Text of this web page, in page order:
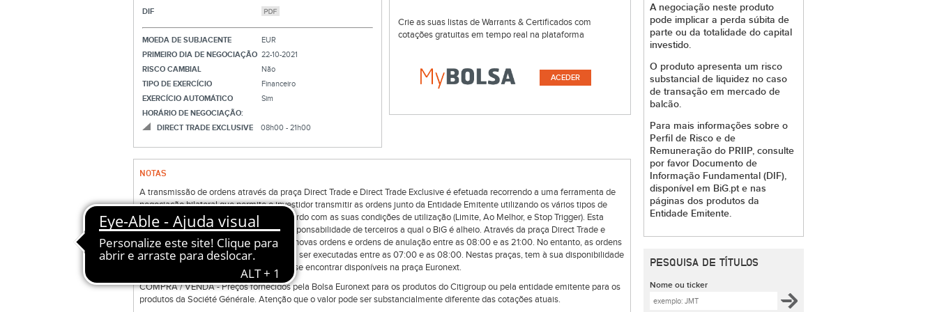
DIF
MOEDA DE SUBJACENTE
EUR
PRIMEIRO DIA DE NEGOCIAÇÃO 22-10-2021
RISCO CAMBIAL
Não
TIPO DE EXERCÍCIO
Financeiro
EXERCÍCIO AUTOMÁTICO
Sim
HORÁRIO DE NEGOCIAÇÃO:
DIRECT TRADE EXCLUSIVE
08h00 - 21h00
Crie as suas listas de Warrants & Certificados com
cotações gratuitas em tempo real na plataforma
ACEDER
NOTAS
A transmissão de ordens através da praça Direct Trade e Direct Trade Exclusive é efetuada recorrendo a uma ferramenta de
negociação bilateral que permite o investidor transmitir as ordens junto da Entidade Emitente utilizando os vários tipos de
ordens disponíveis na ferramenta de acordo com as suas condições de utilização (Limite, Ao Melhor, e Stop Trigger). Esta
ferramenta e a sua manutenção é da responsabilidade de terceiros a qual o BiG é alheio. Através da praça Direct Trade e
Direct Trade Exclusive poderá transmitir novas ordens e ordens de anulação entre as 08:00 e as 21:00. No entanto, as ordens
colocadas em sessões anteriores podem ser executadas entre as 07:00 e as 08:00. Nestas praças, tem à sua disponibilidade
uma gama de produtos que podem não se encontrar disponíveis na praça Euronext.
COMPRA / VENDA - Preços fornecidos pela Bolsa Euronext para os produtos do Citigroup ou pela entidade emitente para os
produtos da Société Générale. Atenção que o valor pode ser substancialmente diferente das cotações atuais.
A negociação neste produto
pode implicar a perda súbita de
parte ou da totalidade do capital
investido.
O produto apresenta um risco
substancial de liquidez no caso
de transação em mercado de
balcão.
Para mais informações sobre o
Perfil de Risco e de
Remuneração do PRIIP, consulte
por favor Documento de
Informação Fundamental (DIF),
disponível em BiG.pt e nas
páginas dos produtos da
Entidade Emitente.
PESQUISA DE TÍTULOS
Nome ou ticker